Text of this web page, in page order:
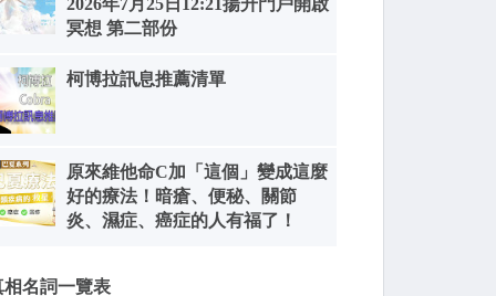
冥想 第二部份
柯博拉訊息推薦清單
原來維他命C加「這個」變成這麼
好的療法！暗瘡、便秘、關節
炎、濕症、癌症的人有福了！
相名詞一覽表